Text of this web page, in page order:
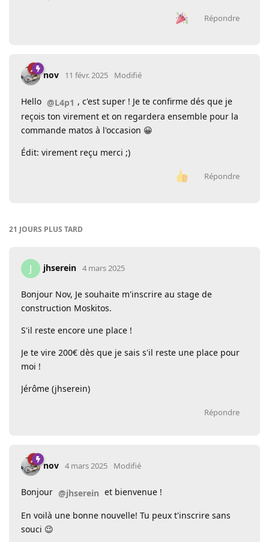
Répondre
nov 11 févr. 2025 Modifié
Hello @L4p1 , c'est super ! Je te confirme dés que je
reçois ton virement et on regardera ensemble pour la
commande matos à l'occasion 😀
Édit: virement reçu merci ;)
Répondre
21 JOURS PLUS TARD
J jhserein 4 mars 2025
Bonjour Nov, Je souhaite m'inscrire au stage de
construction Moskitos.
S'il reste encore une place !
Je te vire 200€ dès que je sais s'il reste une place pour
moi !
Jérôme (jhserein)
Répondre
nov 4 mars 2025 Modifié
Bonjour @jhserein et bienvenue !
En voilà une bonne nouvelle! Tu peux t'inscrire sans
souci 😉